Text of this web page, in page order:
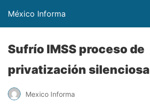
México Informa
Sufrío IMSS proceso de
privatización silenciosa
Mexico Informa